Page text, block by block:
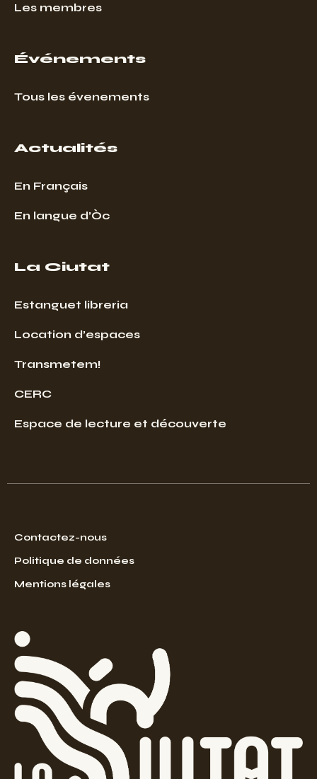
Les membres
Événements
Tous les évenements
Actualités
En Français
En langue d’Òc
La Ciutat
Estanguet libreria
Location d’espaces
Transmetem!
CERC
Espace de lecture et découverte
Contactez-nous
Politique de données
Mentions légales